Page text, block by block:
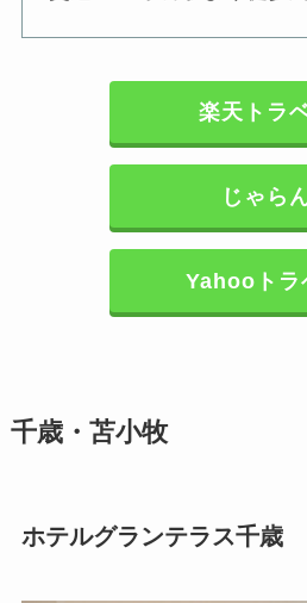
楽天トラ
じゃら
Yahooトラ
千歳・苫小牧
ホテルグランテラス千歳